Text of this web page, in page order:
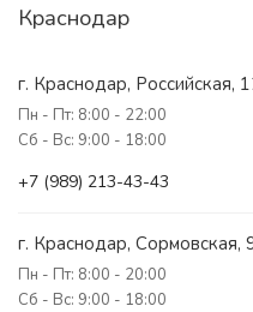
Краснодар
г. Краснодар, Российская,
Пн - Пт: 8:00 - 22:00
Сб - Вс: 9:00 - 18:00
+7 (989) 213-43-43
г. Краснодар, Сормовская,
Пн - Пт: 8:00 - 20:00
Сб - Вс: 9:00 - 18:00